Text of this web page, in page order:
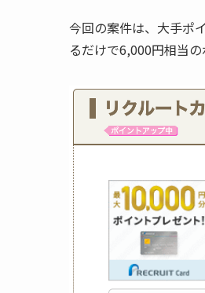
今回の案件は、大手ポ
るだけで6,000円相当の